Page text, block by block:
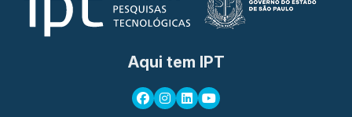
Aqui tem IPT